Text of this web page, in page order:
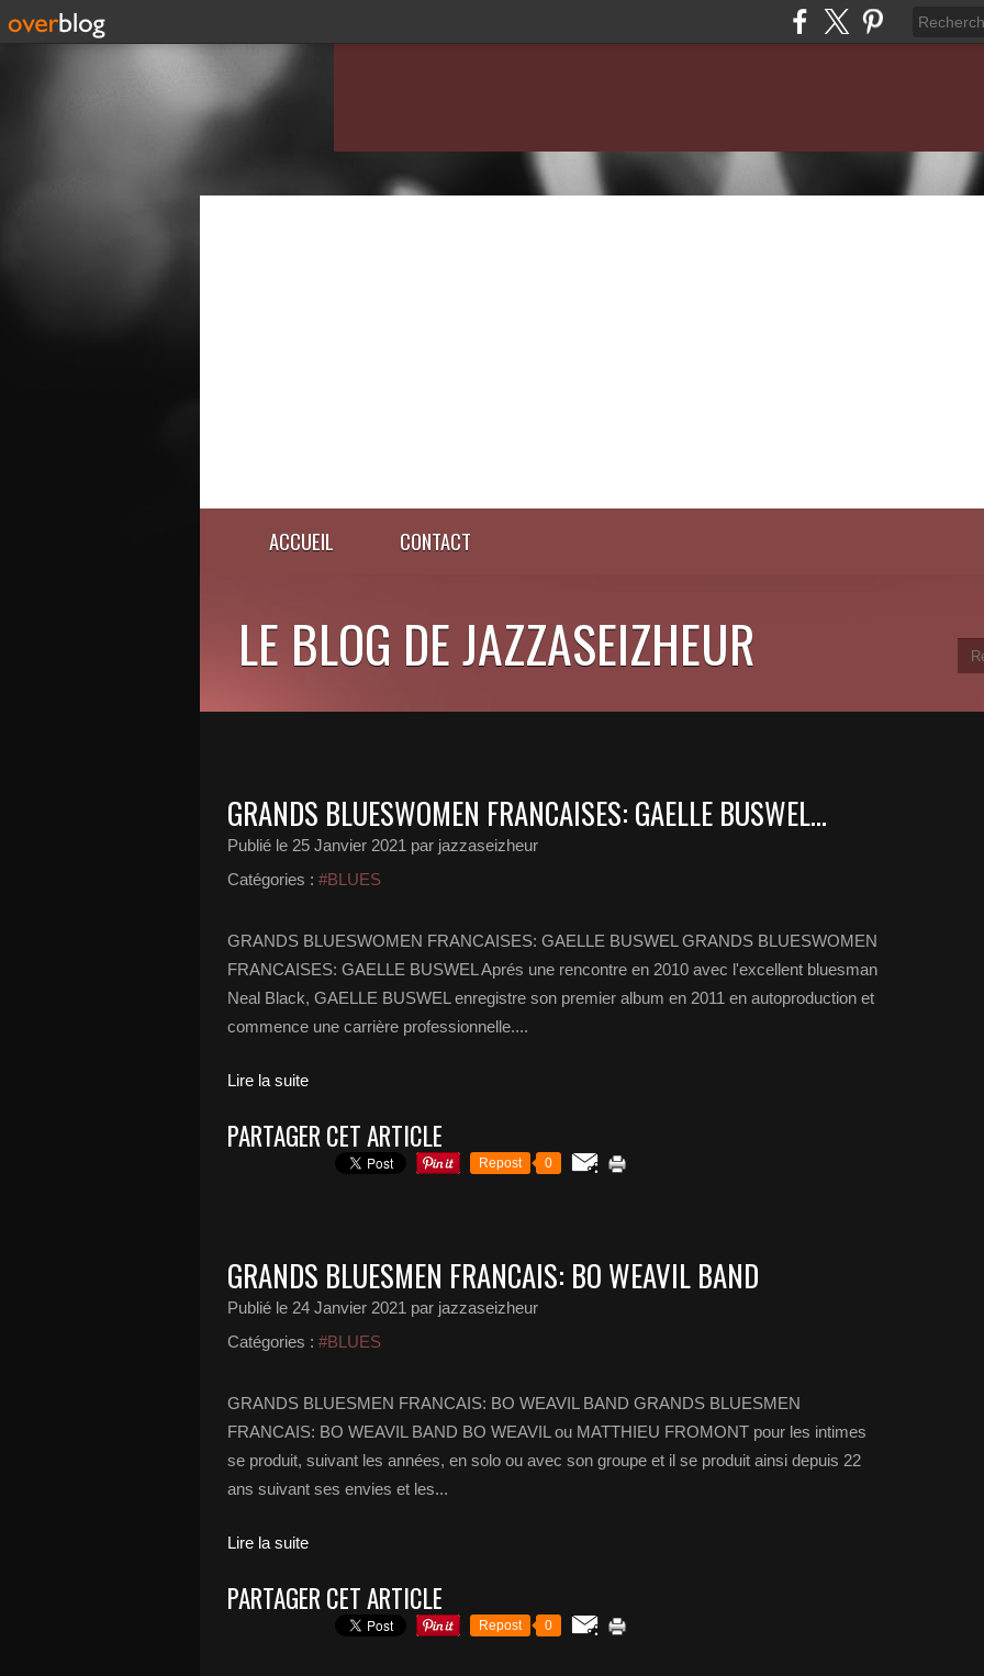
ACCUEIL CONTACT
LE BLOG DE JAZZASEIZHEUR
GRANDS BLUESWOMEN FRANCAISES: GAELLE BUSWEL...
Publié le 25 Janvier 2021 par jazzaseizheur
Catégories : #BLUES
GRANDS BLUESWOMEN FRANCAISES: GAELLE BUSWEL GRANDS BLUESWOMEN
FRANCAISES: GAELLE BUSWEL Aprés une rencontre en 2010 avec l'excellent bluesman
Neal Black, GAELLE BUSWEL enregistre son premier album en 2011 en autoproduction et
commence une carrière professionnelle....
Lire la suite
PARTAGER CET ARTICLE
Repost 0
GRANDS BLUESMEN FRANCAIS: BO WEAVIL BAND
Publié le 24 Janvier 2021 par jazzaseizheur
Catégories : #BLUES
GRANDS BLUESMEN FRANCAIS: BO WEAVIL BAND GRANDS BLUESMEN
FRANCAIS: BO WEAVIL BAND BO WEAVIL ou MATTHIEU FROMONT pour les intimes
se produit, suivant les années, en solo ou avec son groupe et il se produit ainsi depuis 22
ans suivant ses envies et les...
Lire la suite
PARTAGER CET ARTICLE
Repost 0